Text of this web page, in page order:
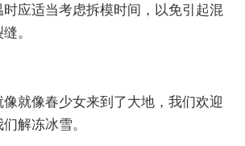
应适当考虑拆模时间，以免引起混
。
就像春少女来到了大地，我们欢迎
解冻冰雪。